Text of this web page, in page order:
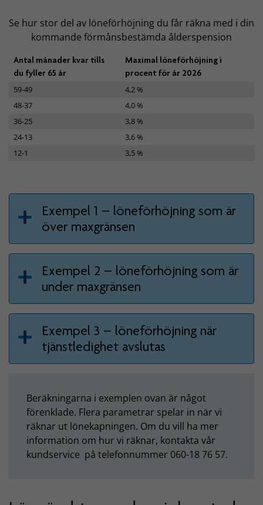
Se hur stor del av löneförhöjning du får räkna med i din
kommande förmånsbestämda ålderspension
Antal månader kvar tills
du fyller 65 år
Maximal löneförhöjning i
procent för år 2026
59-49
4,2 %
48-37
4,0 %
36-25
3,8 %
24-13
3,6 %
12-1
3,5 %
Exempel 1 – löneförhöjning som är
över maxgränsen
Exempel 2 – löneförhöjning som är
under maxgränsen
Exempel 3 – löneförhöjning när
tjänstledighet avslutas
Beräkningarna i exemplen ovan är något
förenklade. Flera parametrar spelar in när vi
räknar ut lönekapningen. Om du vill ha mer
information om hur vi räknar, kontakta vår
kundservice på telefonnummer 060-18 76 57.